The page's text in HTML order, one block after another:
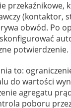
przekaźnikowe,
(kontaktor,
obwód. Po
potwierdzenie.
to:
do wartości
agregatu
poboru